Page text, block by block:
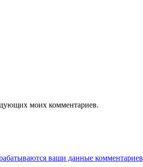
моих комментариев.
ваши данные комментариев